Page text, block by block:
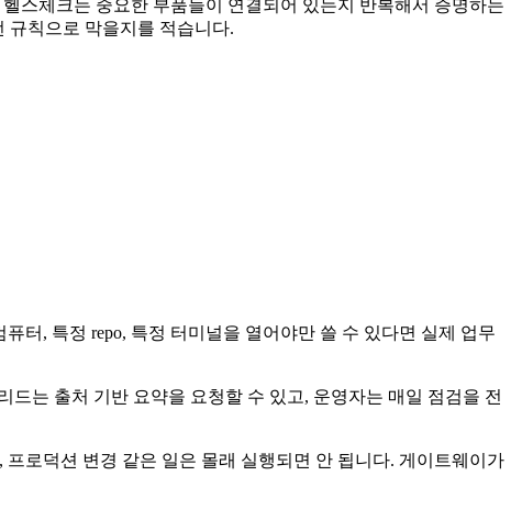
스체크는 중요한 부품들이 연결되어 있는지 반복해서 증명하는
규칙으로 막을지를 적습니다.
터, 특정 repo, 특정 터미널을 열어야만 쓸 수 있다면 실제 업무
는 출처 기반 요약을 요청할 수 있고, 운영자는 매일 점검을 전
로덕션 변경 같은 일은 몰래 실행되면 안 됩니다. 게이트웨이가